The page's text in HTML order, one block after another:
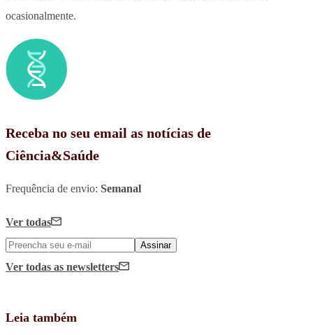
ocasionalmente.
Receba no seu email as notícias de
Ciência&Saúde
Frequência de envio: Semanal
Ver todas
Assinar
Ver todas as newsletters
Leia também